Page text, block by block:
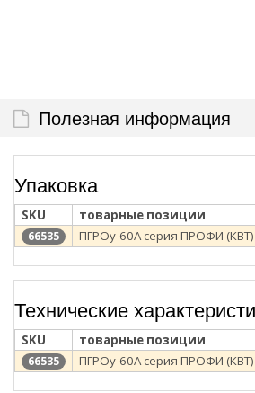
Полезная информация
Упаковка
SKU товарные позиции
66535 ПГРОу-60А серия ПРОФИ (КВТ)
Технические
SKU товарные позиции
66535 ПГРОу-60А серия ПРОФИ (КВТ)